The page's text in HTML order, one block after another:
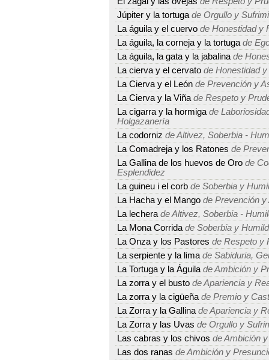
Júpiter y la tortuga de Orgullo y
La águila y el cuervo de Honestidad y
La águila, la corneja y la tortuga de
La águila, la gata y la jabalina de
La cierva y el cervato de Honestidad
La Cierva y el León de Prevención y
La Cierva y la Viña de Respeto y
La cigarra y la hormiga de
Holgazanería
La codorniz de Altivez, Soberbia -
La Comadreja y los Ratones de
La Gallina de los huevos de Oro de
Esplendidez
La guineu i el corb de Soberbia y
La Hacha y el Mango de Prevención y
La lechera de Altivez, Soberbia -
La Mona Corrida de Soberbia y
La Onza y los Pastores de Respeto y
La serpiente y la lima de Sabiduria,
La Tortuga y la Águila de Ambición y
La zorra y el busto de Apariencia y
La zorra y la cigüeña de Premio y
La Zorra y la Gallina de Apariencia y
La Zorra y las Uvas de Orgullo y
Las cabras y los chivos de Ambición
Las dos ranas de Ambición y